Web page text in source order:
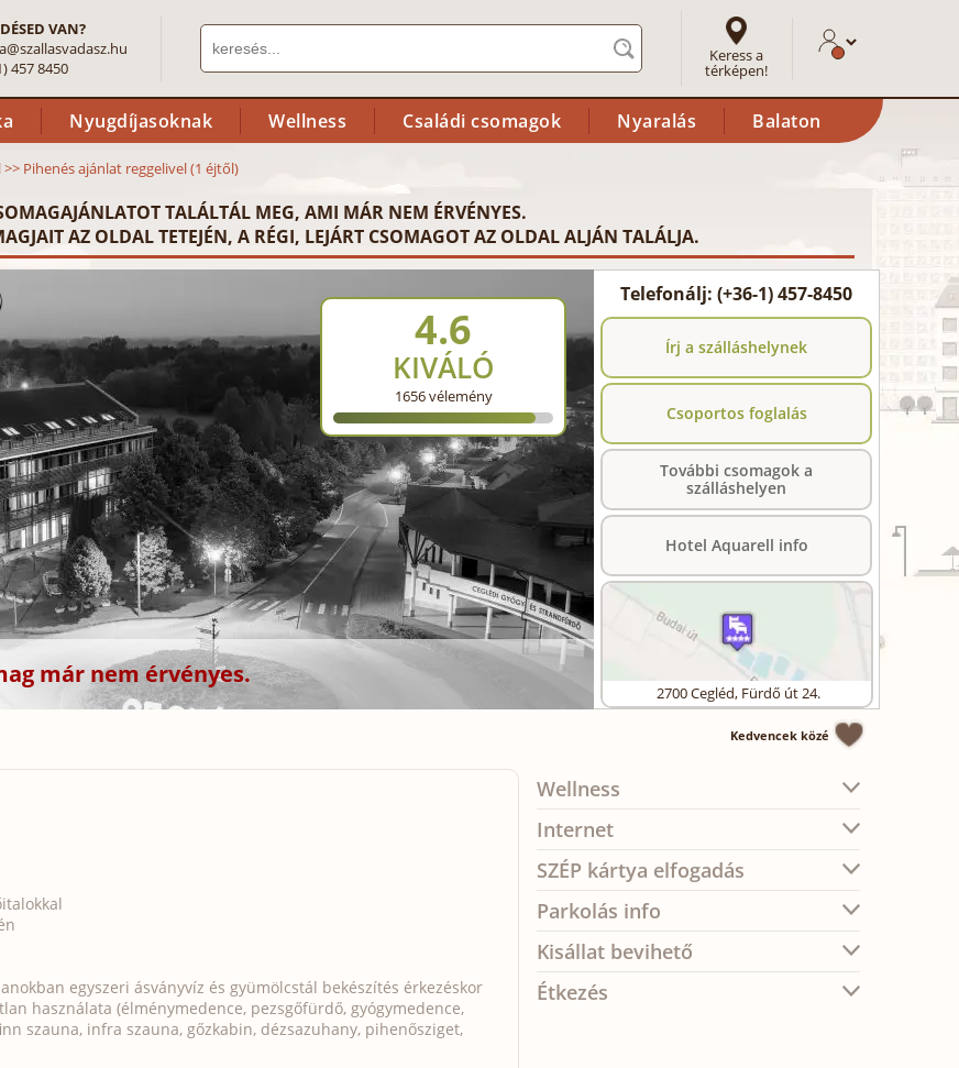
VAN?
457 8450
Keress a
térképen!
Nyugdíjasoknak Wellness Családi csomagok Nyaralás Balaton
>> Pihenés ajánlat reggelivel (1 éjtől)
TALÁLTÁL MEG, AMI MÁR NEM ÉRVÉNYES.
AZ OLDAL TETEJÉN, A RÉGI, LEJÁRT CSOMAGOT AZ OLDAL ALJÁN TALÁLJA.
már nem érvényes.
4.6
KIVÁLÓ
1656vélemény
Telefonálj: (+36-1) 457-8450
Írj a szálláshelynek
Csoportos foglalás
További csomagok a
szálláshelyen
Hotel Aquarell info
2700Cegléd, Fürdő út 24.
Kedvencek közé
egyszeri ásványvíz és gyümölcstál bekészítés érkezéskor
használata (élménymedence, pezsgőfürdő, gyógymedence,
szauna, infra szauna, gőzkabin, dézsazuhany, pihenősziget,
Wellness
Internet
SZÉP kártya elfogadás
Parkolás info
Kisállat bevihető
Étkezés